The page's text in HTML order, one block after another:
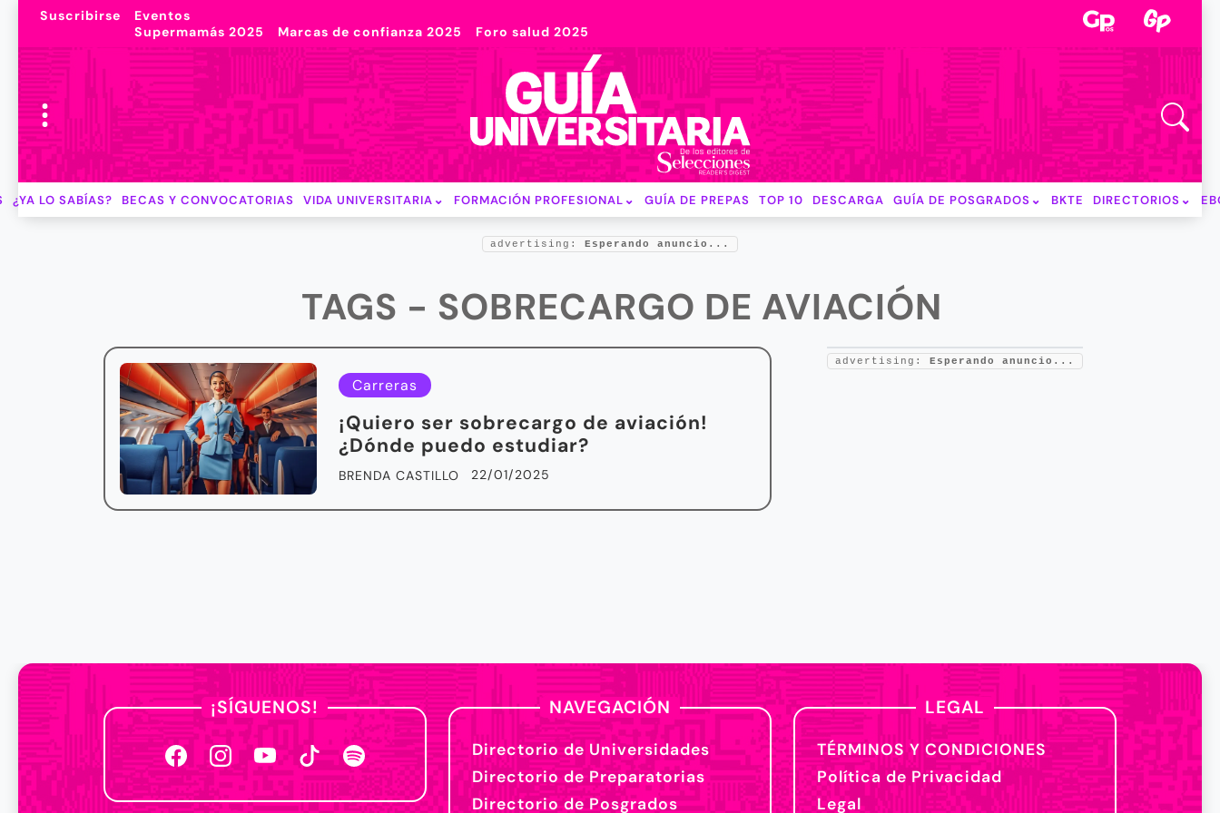
Suscribirse
Eventos
Supermamás 2025
Marcas de confianza 2025 Foro salud 2025
¿YA LO SABÍAS? BECAS Y CONVOCATORIAS VIDA UNIVERSITARIA FORMACIÓN PROFESIONAL GUÍA DE PREPAS TOP 10 DESCARGA GUÍA DE POSGRADOS BKTE DIRECTORIOS
advertising: Esperando anuncio...
TAGS - SOBRECARGO DE AVIACIÓN
Carreras
¡Quiero ser sobrecargo de aviación!
¿Dónde puedo estudiar?
BRENDA CASTILLO 22/01/2025
advertising: Esperando anuncio...
¡SÍGUENOS! NAVEGACIÓN
Directorio de Universidades
Directorio de Preparatorias
Directorio de Posgrados
LEGAL
TÉRMINOS Y CONDICIONES
Política de Privacidad
Legal